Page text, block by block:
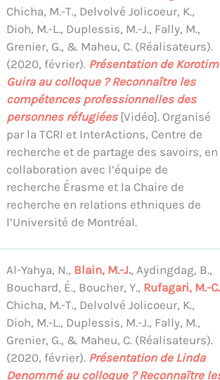
Chicha, M.-T., Delvolvé Jolicoeur, K.,
Dioh, M.-L., Duplessis, M.-J., Fally, M.,
Grenier, G., & Maheu, C. (Réalisateurs).
(2020, février). Présentation de
Guira au colloque ? Reconnaître les
compétences professionnelles des
personnes réfugiées[Vidéo]. Organisé
par la TCRI et InterActions, Centre de
recherche et de partage des savoirs, en
collaboration avec l’équipe de
recherche Érasme et la Chaire de
recherche en relations ethniques de
l’Université de Montréal.
Al-Yahya, N., Blain, M.-J., Aydingdag, B.,
Bouchard, É., Boucher, Y., Rufagari, M.-C.
Chicha, M.-T., Delvolvé Jolicoeur, K.,
Dioh, M.-L., Duplessis, M.-J., Fally, M.,
Grenier, G., & Maheu, C. (Réalisateurs).
(2020, février). Présentation de Linda
Denommé au colloque ? Reconnaître